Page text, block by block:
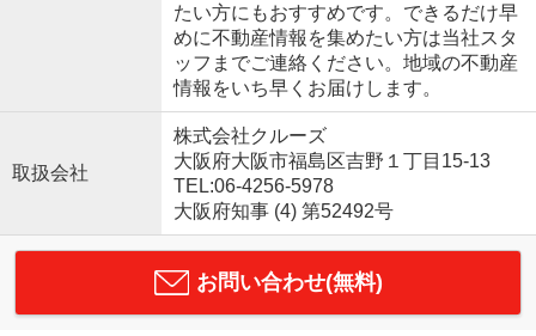
たい方にもおすすめです。できるだけ早
めに不動産情報を集めたい方は当社スタ
ッフまでご連絡ください。地域の不動産
情報をいち早くお届けします。
取扱会社
株式会社クルーズ
大阪府大阪市福島区吉野１丁目15-13
TEL:06-4256-5978
大阪府知事 (4) 第52492号
お問い合わせ(無料)